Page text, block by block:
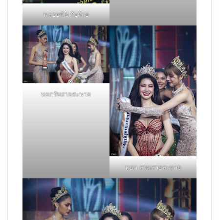
พลอยพิช รับถ้วย
หยกรับสายสะพาย
หยก สวมสายสะพาย